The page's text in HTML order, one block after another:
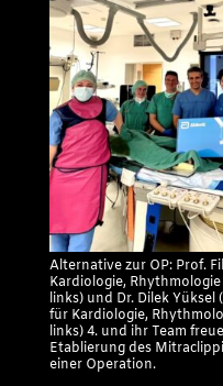
Alternative zur OP: Prof.
Kardiologie,
links) und Dr. Dilek
für Kardiologie,
links) 4. und ihr Team
Etablierung des
einer Operation.